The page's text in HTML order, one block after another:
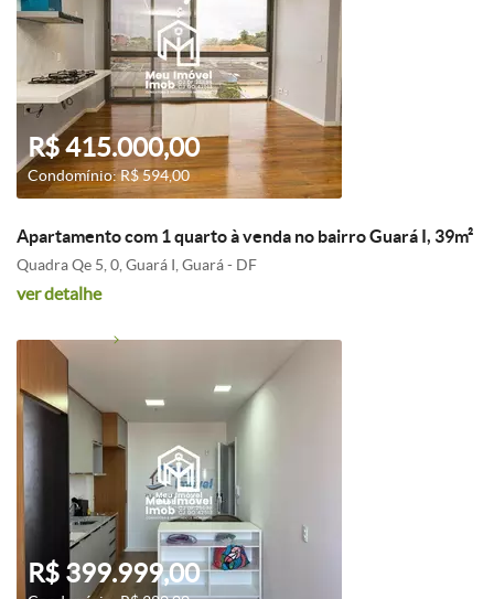
R$ 415.000,00
Condomínio: R$ 594,00
Apartamento com 1 quarto à venda no bairro Guará I, 39m²
Quadra Qe 5, 0, Guará I, Guará - DF
ver detalhe
R$ 399.999,00